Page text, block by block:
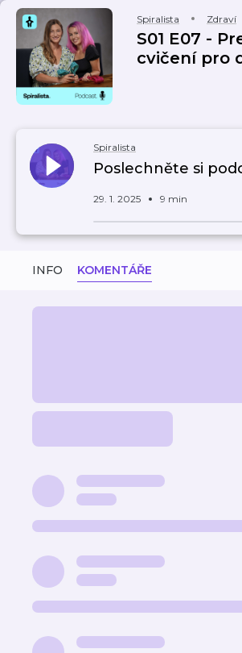
Spiralista Zdraví
S01 E07 -
cvičení pro
Spiralista
Poslechněte si
29. 1. 2025 9 min
INFO KOMENTÁŘE